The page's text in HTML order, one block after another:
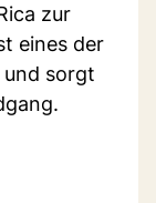
zur
eines der
sorgt